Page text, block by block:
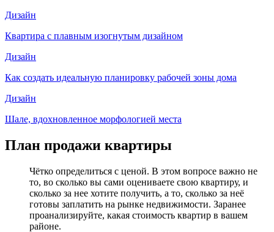
Дизайн
Квартира с плавным изогнутым дизайном
Дизайн
Как создать идеальную планировку рабочей зоны дома
Дизайн
Шале, вдохновленное морфологией места
План продажи квартиры
Чётко определиться с ценой. В этом вопросе важно не
то, во сколько вы сами оцениваете свою квартиру, и
сколько за нее хотите получить, а то, сколько за неё
готовы заплатить на рынке недвижимости. Заранее
проанализируйте, какая стоимость квартир в вашем
районе.